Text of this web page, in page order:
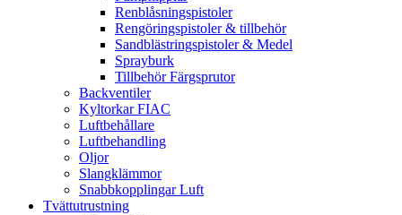
Renblåsningspistoler
Rengöringspistoler & tillbehör
Sandblästringspistoler & Medel
Sprayburk
Tillbehör Färgsprutor
Backventiler
Kyltorkar FIAC
Luftbehållare
Luftbehandling
Oljor
Slangklämmor
Snabbkopplingar Luft
Tvättutrustning